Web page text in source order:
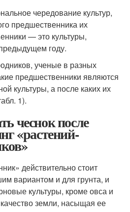
чередование культур,
предшественника их
— это культуры,
году.
ученые в разных
предшественники являются
культуры, а после каких их
1).
чеснок после
«растений-
действительно стоит
вариантом и для грунта, и
культуры, кроме овса и
земли, насыщая ее